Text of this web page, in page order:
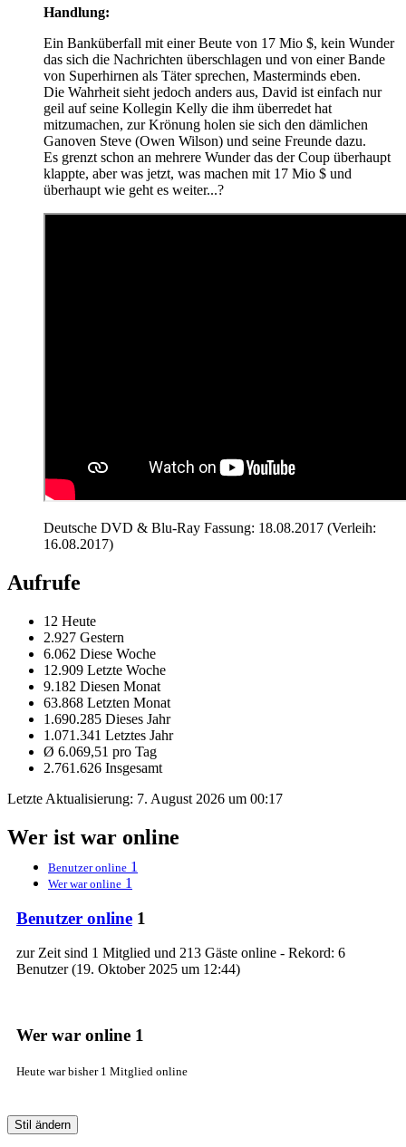
Handlung:
Ein Banküberfall mit einer Beute von 17 Mio $, kein Wunder
das sich die Nachrichten überschlagen und von einer Bande
von Superhirnen als Täter sprechen, Masterminds eben.
Die Wahrheit sieht jedoch anders aus, David ist einfach nur
geil auf seine Kollegin Kelly die ihm überredet hat
mitzumachen, zur Krönung holen sie sich den dämlichen
Ganoven Steve (Owen Wilson) und seine Freunde dazu.
Es grenzt schon an mehrere Wunder das der Coup überhaupt
klappte, aber was jetzt, was machen mit 17 Mio $ und
überhaupt wie geht es weiter...?
Deutsche DVD & Blu-Ray Fassung: 18.08.2017 (Verleih:
16.08.2017)
Aufrufe
12 Heute
2.927 Gestern
6.062 Diese Woche
12.909 Letzte Woche
9.182 Diesen Monat
63.868 Letzten Monat
1.690.285 Dieses Jahr
1.071.341 Letztes Jahr
Ø 6.069,51 pro Tag
2.761.626 Insgesamt
Letzte Aktualisierung: 7. August 2026 um 00:17
Wer ist war online
Benutzer online 1
Wer war online 1
Benutzer online 1
zur Zeit sind 1 Mitglied und 213 Gäste online - Rekord: 6
Benutzer (19. Oktober 2025 um 12:44)
Wer war online 1
Heute war bisher 1 Mitglied online
Stil ändern